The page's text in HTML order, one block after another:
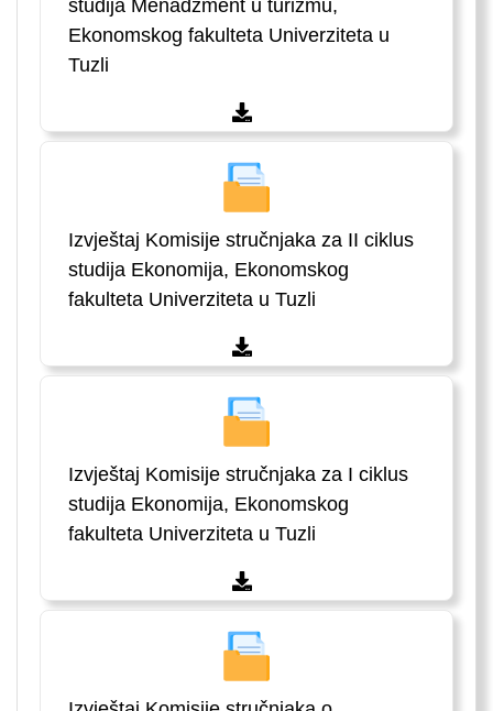
studija Menadžment u turizmu,
Ekonomskog fakulteta Univerziteta u
Tuzli
Izvještaj Komisije stručnjaka za II ciklus
studija Ekonomija, Ekonomskog
fakulteta Univerziteta u Tuzli
Izvještaj Komisije stručnjaka za I ciklus
studija Ekonomija, Ekonomskog
fakulteta Univerziteta u Tuzli